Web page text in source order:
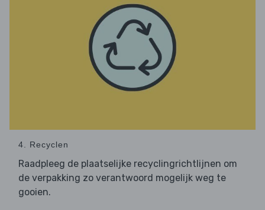
4. Recyclen
Raadpleeg de plaatselijke recyclingrichtlijnen om
de verpakking zo verantwoord mogelijk weg te
gooien.